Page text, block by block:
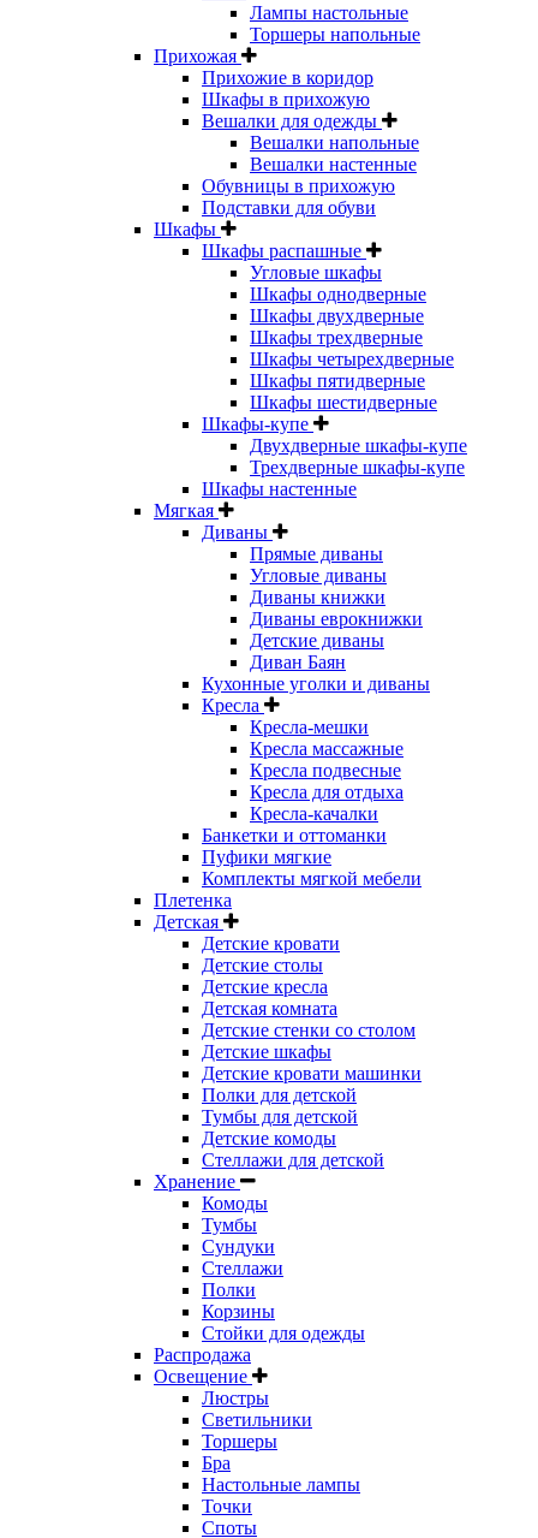
Лампы настольные
Торшеры напольные
Прихожая
Прихожие в коридор
Шкафы в прихожую
Вешалки для одежды
Вешалки напольные
Вешалки настенные
Обувницы в прихожую
Подставки для обуви
Шкафы
Шкафы распашные
Угловые шкафы
Шкафы однодверные
Шкафы двухдверные
Шкафы трехдверные
Шкафы четырехдверные
Шкафы пятидверные
Шкафы шестидверные
Шкафы-купе
Двухдверные шкафы-купе
Трехдверные шкафы-купе
Шкафы настенные
Мягкая
Диваны
Прямые диваны
Угловые диваны
Диваны книжки
Диваны еврокнижки
Детские диваны
Диван Баян
Кухонные уголки и диваны
Кресла
Кресла-мешки
Кресла массажные
Кресла подвесные
Кресла для отдыха
Кресла-качалки
Банкетки и оттоманки
Пуфики мягкие
Комплекты мягкой мебели
Плетенка
Детская
Детские кровати
Детские столы
Детские кресла
Детская комната
Детские стенки со столом
Детские шкафы
Детские кровати машинки
Полки для детской
Тумбы для детской
Детские комоды
Стеллажи для детской
Хранение
Комоды
Тумбы
Сундуки
Стеллажи
Полки
Корзины
Стойки для одежды
Распродажа
Освещение
Люстры
Светильники
Торшеры
Бра
Настольные лампы
Точки
Споты